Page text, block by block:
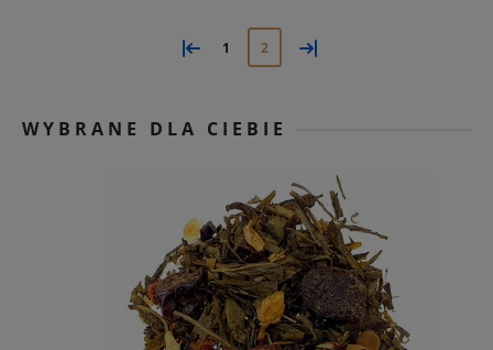
« 1 2 »
WYBRANE DLA CIEBIE